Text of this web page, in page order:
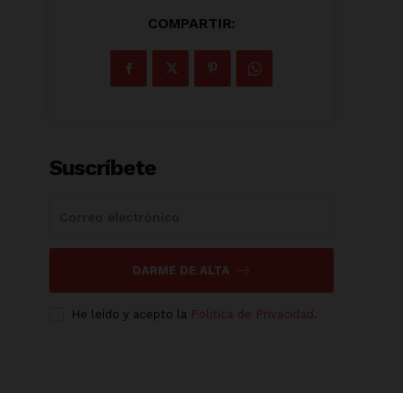
COMPARTIR:
Suscríbete
DARME DE ALTA
He leído y acepto la Política de Privacidad .